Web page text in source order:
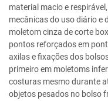
material macio e
mecânicas do uso diário e
moletom cinza de corte
pontos reforçados em
axilas e fixações dos
primeiro em moletoms
costuras mesmo durante
objetos pesados no bolso